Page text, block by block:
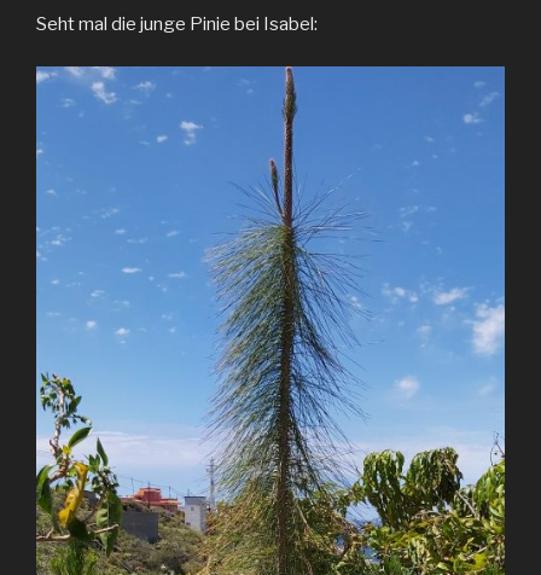
Seht mal die junge Pinie bei Isabel: